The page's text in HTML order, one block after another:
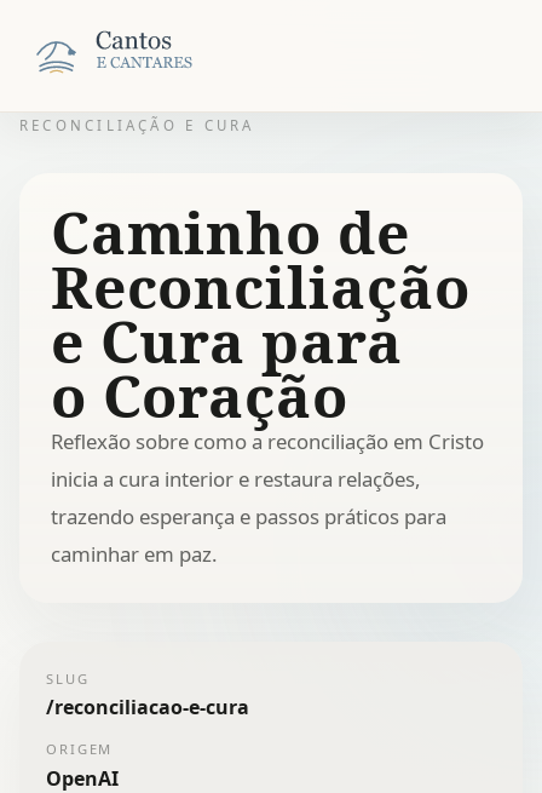
RECONCILIAÇÃO E CURA
Caminho de
Reconciliação
e Cura para
o Coração
Reflexão sobre como a reconciliação em Cristo
inicia a cura interior e restaura relações,
trazendo esperança e passos práticos para
caminhar em paz.
SLUG
/reconciliacao-e-cura
ORIGEM
OpenAI